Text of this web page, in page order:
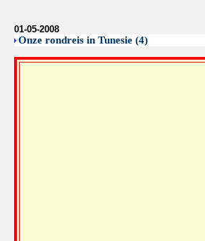
01-05-2008
Onze rondreis in Tunesie (4)